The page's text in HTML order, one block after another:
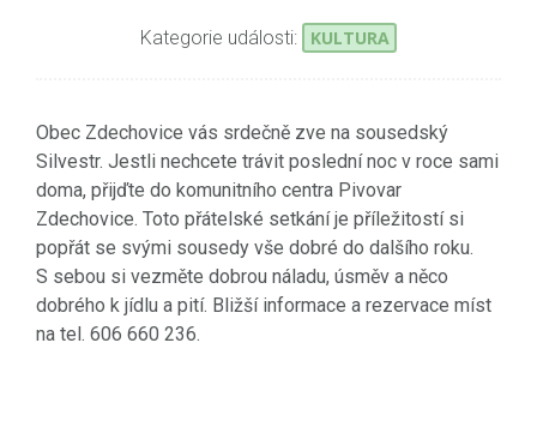
Kategorie události: KULTURA
Obec Zdechovice vás srdečně zve na sousedský
Silvestr. Jestli nechcete trávit poslední noc v roce sami
doma, přijďte do komunitního centra Pivovar
Zdechovice. Toto přátelské setkání je příležitostí si
popřát se svými sousedy vše dobré do dalšího roku.
S sebou si vezměte dobrou náladu, úsměv a něco
dobrého k jídlu a pití. Bližší informace a rezervace míst
na tel. 606 660 236.